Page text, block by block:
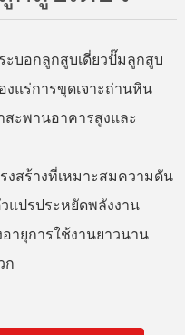
บอกลูกสูบเดี่ยวปั๊มลูกสูบ
แร่การขุดเจาะถ่านหิน
ะพานอาคารสูงและ
สร้างที่เหมาะสมความดัน
แปรประหยัดพลังงาน
ายุการใช้งานยาวนาน
ก